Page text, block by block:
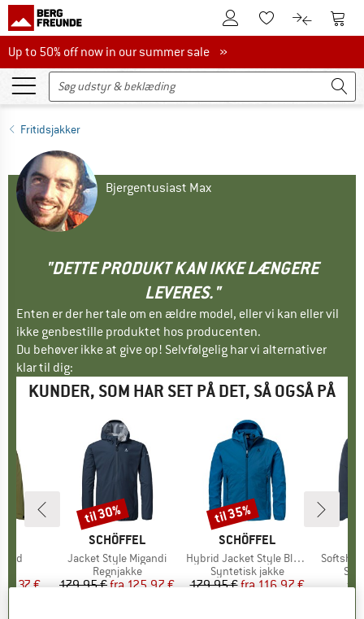
Til kundekontoenTil huskesedlen.
Til Til
Up to 50% off now in our summer sale
Up to 50% off now in our summer sale »
Fritidsjakker
Bjergentusiast Max
"DETTE PRODUKT KAN IKKE LÆNGERE
LEVERES."
Enten er der her tale om en ældre model, eller vi kan eller vil
ikke genbestille produktet hos producenten.
Du behøver ikke at give op! Selvfølgelig har vi alternativer
klar til dig:
KUNDER, SOM HAR SET PÅ DET, SÅ OGSÅ PÅ
pris
62,37 €
MÆRKE
SCHÖFFEL
Artikel
Jacket Style Migandi
Produktgruppe
Regnjakke
Pris
179,95 € Nedsat pris
fra125,97 €
Rabat
til 30%
MÆRKE
SCHÖFFEL
Artikel
Hybrid Jacket Style Blaueis
Produktgruppe
Syntetisk jakke
Pris
179,95 € Nedsat pris
fra116,97 €
Rabat
til 35%
Artikel
fra